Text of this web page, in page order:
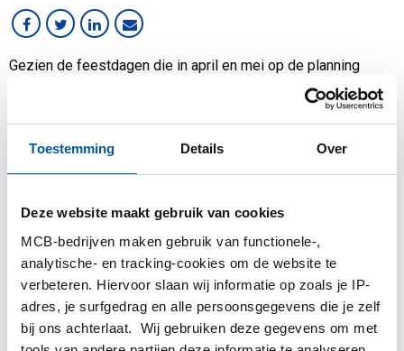
Toestemming Details Over
Deze website maakt gebruik van cookies
MCB-bedrijven maken gebruik van functionele-,
analytische- en tracking-cookies om de website te
verbeteren. Hiervoor slaan wij informatie op zoals je IP-
adres, je surfgedrag en alle persoonsgegevens die je zelf
bij ons achterlaat. Wij gebruiken deze gegevens om met
Werken bij MCB
Gezien de feestdagen die in april en mei op de planning
staan, informeren wij u graag over leveringen en onze
Goede Vrijdag
Op vrijdag 18 april leveren
wij niet in Duitsland.
Pasen (20 en 21 april)
Op maandag 21 april zijn wij
gesloten en zullen er geen
leveringen plaatsvinden.
Dag van de Arbeid(1
Op donderdag 1 mei en